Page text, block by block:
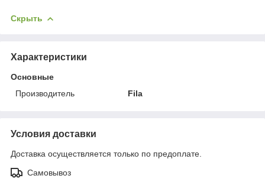
Скрыть
Характеристики
Основные
Производитель
Fila
Условия доставки
Доставка осуществляется только по предоплате.
Самовывоз